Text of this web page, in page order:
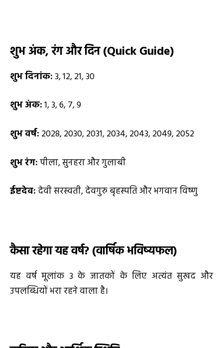
शुभ अंक,रंग और दिन (Quick Guide)
शुभ दिनांक:3, 12, 21, 30
शुभ अंक:1, 3, 6, 7, 9
शुभ वर्ष: 2028, 2030, 2031, 2034, 2043, 2049, 2052
शुभ रंग:पीला, सुनहरा और गुलाबी
ईष्टदेव:देवी सरस्वती, देवगुरु बृहस्पति और भगवान विष्णु
कैसा रहेगा यह वर्ष? (वार्षिक भविष्यफल)
यह वर्ष मूलांक 3 के जातकों के लिए अत्यंत सुखद और
उपलब्धियों भरा रहने वाला है।